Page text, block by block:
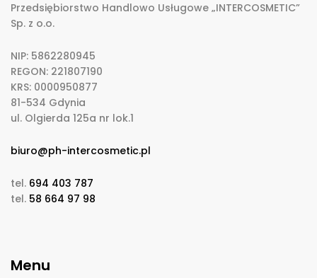
Przedsiębiorstwo Handlowo Usługowe „INTERCOSMETIC”
Sp. z o.o.
NIP: 5862280945
REGON: 221807190
KRS: 0000950877
81-534 Gdynia
ul. Olgierda 125a nr lok.1
biuro@ph-intercosmetic.pl
tel. 694 403 787
tel. 58 664 97 98
Menu